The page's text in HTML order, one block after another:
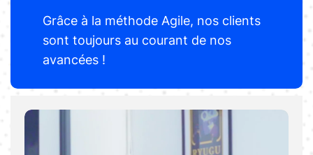
Grâce à la méthode Agile, nos clients
sont toujours au courant de nos
avancées !